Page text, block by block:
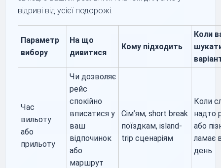
відриві від усієї подорожі.
Параметр
вибору
На що
дивитися
Кому підходить
Коли
Час
вильоту
або
прильоту
Чи дозволяє
рейс
спокійно
вписатися у
ваш
відпочинок
або
маршрут
Сім’ям, short break
поїздкам, island-
trip сценаріям
Коли
надто
або
ламає
день